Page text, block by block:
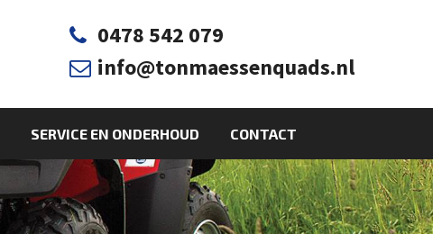
 0478 542 079
 info@tonmaessenquads.nl
SERVICE EN ONDERHOUD CONTACT